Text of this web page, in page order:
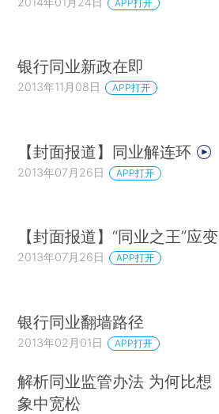
APP打开
银行同业新政在即
2013年11月08日 APP打开
【封面报道】同业解连环
2013年07月26日 APP打开
【封面报道】“同业之王”应变
2013年07月26日 APP打开
银行同业翻墙路径
2013年02月01日 APP打开
解析同业监管办法 为何比想
象中宽松